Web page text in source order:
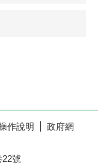
作說明
政府網
號